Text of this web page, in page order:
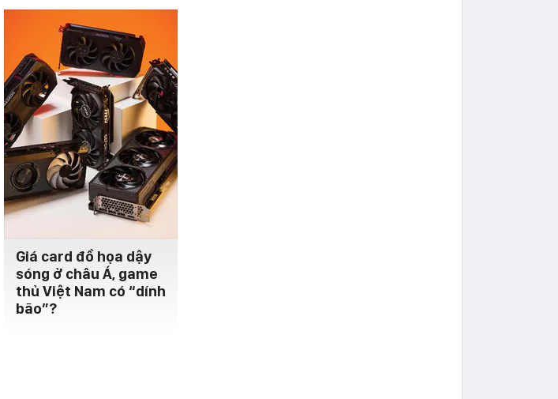
Giá card đồ họa dậy
sóng ở châu Á, game
thủ Việt Nam có “dính
bão”?